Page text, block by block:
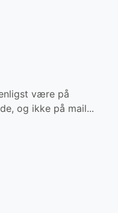
være på
og ikke på mail...